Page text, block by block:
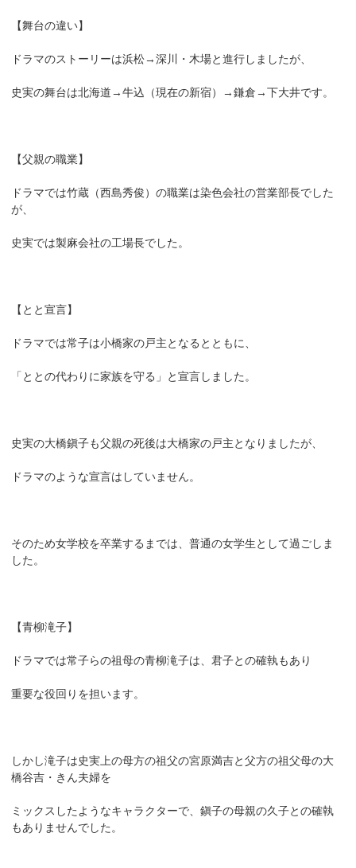
【舞台の違い】
ドラマのストーリーは浜松→深川・木場と進行しましたが、
史実の舞台は北海道→牛込（現在の新宿）→鎌倉→下大井です。
【父親の職業】
ドラマでは竹蔵（西島秀俊）の職業は染色会社の営業部長でした
が、
史実では製麻会社の工場長でした。
【とと宣言】
ドラマでは常子は小橋家の戸主となるとともに、
「ととの代わりに家族を守る」と宣言しました。
史実の大橋鎭子も父親の死後は大橋家の戸主となりましたが、
ドラマのような宣言はしていません。
そのため女学校を卒業するまでは、普通の女学生として過ごしま
した。
【青柳滝子】
ドラマでは常子らの祖母の青柳滝子は、君子との確執もあり
重要な役回りを担います。
しかし滝子は史実上の母方の祖父の宮原満吉と父方の祖父母の大
橋谷吉・きん夫婦を
ミックスしたようなキャラクターで、鎭子の母親の久子との確執
もありませんでした。